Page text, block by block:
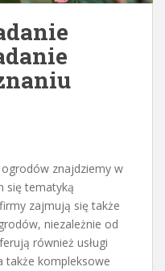
znajdziemy w
się tematyką
zajmują się także
niezależnie od
również usługi
także kompleksowe